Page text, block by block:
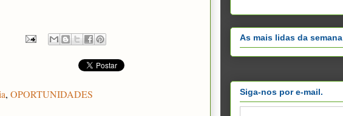
, OPORTUNIDADES
As mais lidas da semana
Siga-nos por e-mail.